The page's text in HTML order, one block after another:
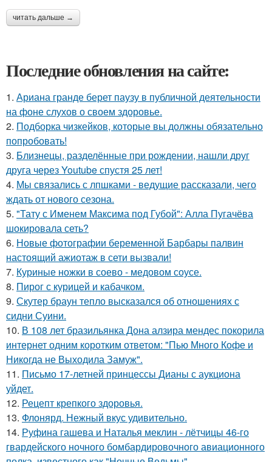
читать дальше →
Последние обновления на сайте:
1. Ариана гранде берет паузу в публичной деятельности
на фоне слухов о своем здоровье.
2. Подборка чизкейков, которые вы должны обязательно
попробовать!
3. Близнецы, разделённые при рождении, нашли друг
друга через Youtube спустя 25 лет!
4. Мы связались с лпшками - ведущие рассказали, чего
ждать от нового сезона.
5. "Тату с Именем Максима под Губой": Алла Пугачёва
шокировала сеть?
6. Новые фотографии беременной Барбары палвин
настоящий ажиотаж в сети вызвали!
7. Куриные ножки в соево - медовом соусе.
8. Пирог с курицей и кабачком.
9. Скутер браун тепло высказался об отношениях с
сидни Суини.
10. В 108 лет бразильянка Дона алзира мендес покорила
интернет одним коротким ответом: "Пью Много Кофе и
Никогда не Выходила Замуж".
11. Письмо 17-летней принцессы Дианы с аукциона
уйдет.
12. Рецепт крепкого здоровья.
13. Флонярд. Нежный вкус удивительно.
14. Руфина гашева и Наталья меклин - лётчицы 46-го
гвардейского ночного бомбардировочного авиационного